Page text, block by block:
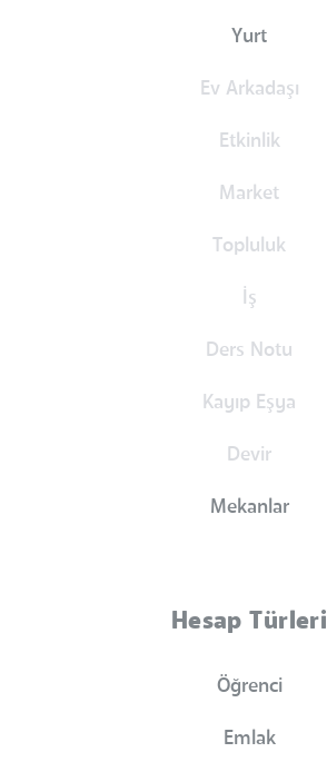
Yurt
Ev Arkadaşı
Etkinlik
Market
Topluluk
İş
Ders Notu
Kayıp Eşya
Devir
Mekanlar
Hesap Türleri
Öğrenci
Emlak